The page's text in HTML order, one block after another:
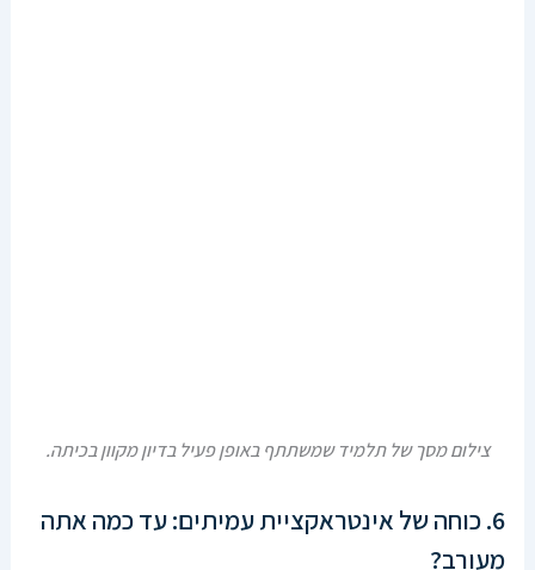
צילום מסך של תלמיד שמשתתף באופן פעיל בדיון מקוון בכיתה.
6. כוחה של אינטראקציית עמיתים: עד כמה אתה
מעורב?